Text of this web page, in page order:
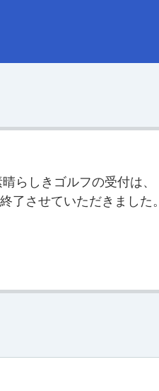
らしきゴルフの受付は、
了させていただきました。